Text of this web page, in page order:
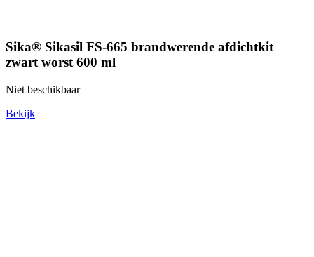
Sika® Sikasil FS-665 brandwerende afdichtkit
zwart worst 600 ml
Niet beschikbaar
Bekijk